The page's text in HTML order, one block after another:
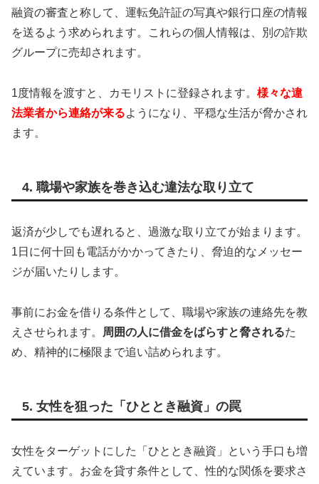
融資の審査と称して、運転免許証の写真や銀行口座の情報
を送るよう求められます。これらの個人情報は、別の詐欺
グループに売却されます。
1度情報を渡すと、カモリストに登録されます。 様々な違
法業者から連絡が来るようになり、平穏な生活が脅かされ
ます。
4. 職場や家族を巻き込む違法な取り立て
返済が少しでも遅れると、過激な取り立てが始まります。
1日に何十回も電話がかかってきたり、脅迫的なメッセー
ジが届いたりします。
事前にお金を借りる条件として、職場や家族の連絡先を教
えさせられます。
周囲の人に借金をばらすと脅されるた
め、精神的に極限まで追い詰められます。
5. 女性を狙った「ひととき融資」の罠
女性をターゲットにした「ひととき融資」という手口も増
えています。お金を貸す条件として、性的な関係を要求さ